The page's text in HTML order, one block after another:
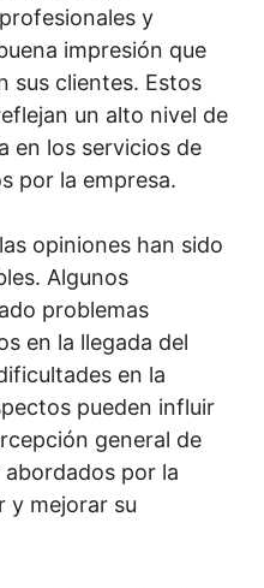
y
impresión que
sus clientes. Estos
un alto nivel de
en los servicios de
por la empresa.
opiniones han sido
Algunos
problemas
en la llegada del
en la
pueden influir
general de
por la
y mejorar su